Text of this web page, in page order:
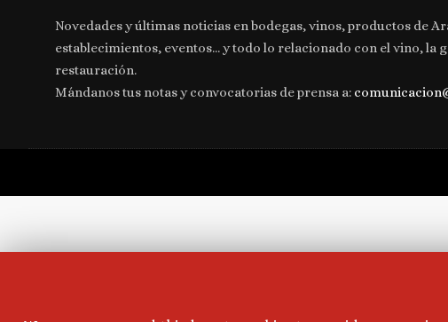
Novedades y últimas noticias en bodegas, vinos, productos de
establecimientos, eventos... y todo lo relacionado con el vino, la
restauración.
Mándanos tus notas y convocatorias de prensa a: